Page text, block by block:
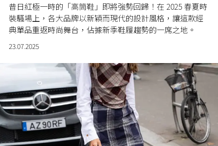
昔日紅極一時的「高筒鞋」即將強勢回歸！在 2025 春夏時
裝騷場上，各大品牌以新穎而現代的設計風格，讓這款經
典單品重返時尚舞台，佔據新季鞋履趨勢的一席之地。
23.07.2025